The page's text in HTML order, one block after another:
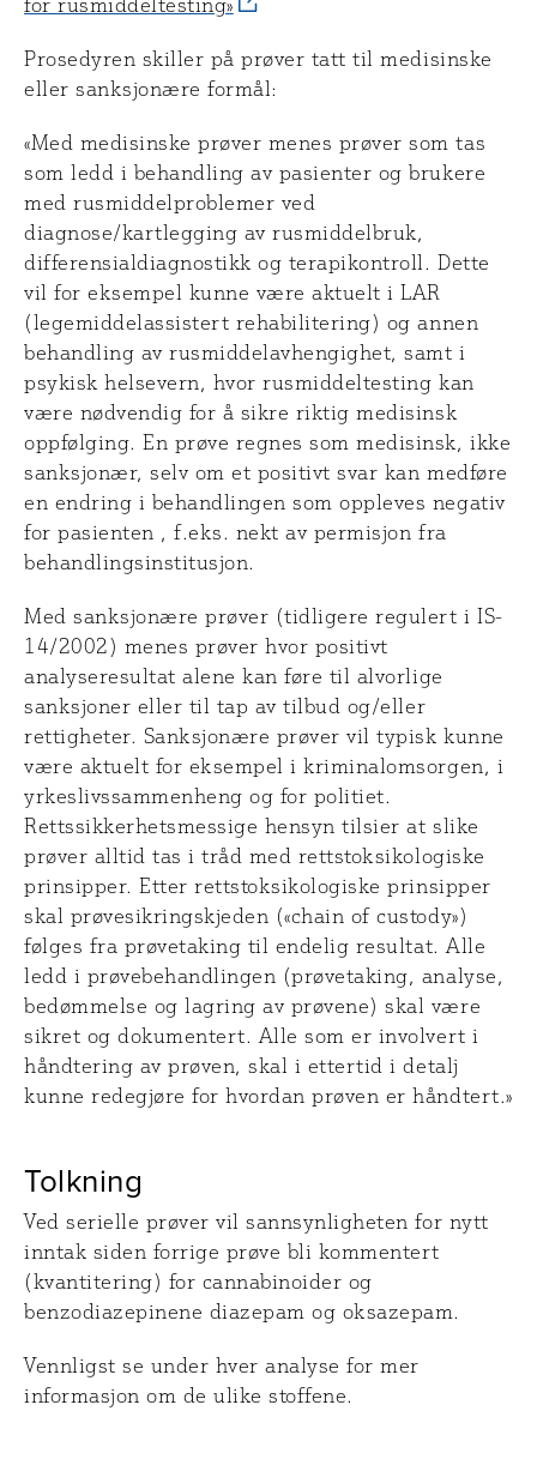
for rusmiddeltesting»
Prosedyren skiller på prøver tatt til medisinske
eller sanksjonære formål:
«Med medisinske prøver menes prøver som tas
som ledd i behandling av pasienter og brukere
med rusmiddelproblemer ved
diagnose/kartlegging av rusmiddelbruk,
differensialdiagnostikk og terapikontroll. Dette
vil for eksempel kunne være aktuelt i LAR
(legemiddelassistert rehabilitering) og annen
behandling av rusmiddelavhengighet, samt i
psykisk helsevern, hvor rusmiddeltesting kan
være nødvendig for å sikre riktig medisinsk
oppfølging. En prøve regnes som medisinsk, ikke
sanksjonær, selv om et positivt svar kan medføre
en endring i behandlingen som oppleves negativ
for pasienten , f.eks. nekt av permisjon fra
behandlingsinstitusjon.
Med sanksjonære prøver (tidligere regulert i IS-
14/2002) menes prøver hvor positivt
analyseresultat alene kan føre til alvorlige
sanksjoner eller til tap av tilbud og/eller
rettigheter. Sanksjonære prøver vil typisk kunne
være aktuelt for eksempel i kriminalomsorgen, i
yrkeslivssammenheng og for politiet.
Rettssikkerhetsmessige hensyn tilsier at slike
prøver alltid tas i tråd med rettstoksikologiske
prinsipper. Etter rettstoksikologiske prinsipper
skal prøvesikringskjeden («chain of custody»)
følges fra prøvetaking til endelig resultat. Alle
ledd i prøvebehandlingen (prøvetaking, analyse,
bedømmelse og lagring av prøvene) skal være
sikret og dokumentert. Alle som er involvert i
håndtering av prøven, skal i ettertid i detalj
kunne redegjøre for hvordan prøven er håndtert.»
Tolkning
Ved serielle prøver vil sannsynligheten for nytt
inntak siden forrige prøve bli kommentert
(kvantitering) for cannabinoider og
benzodiazepinene diazepam og oksazepam.
Vennligst se under hver analyse for mer
informasjon om de ulike stoffene.